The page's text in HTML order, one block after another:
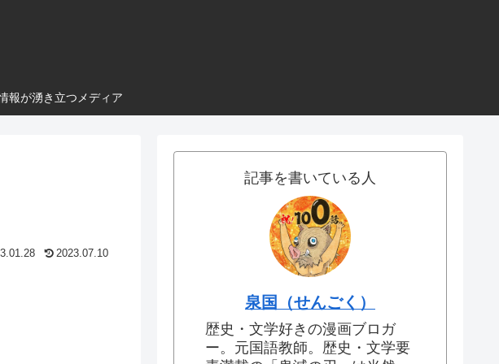
報が湧き立つメディア
2023.07.10
記事を書いている人
泉国（せんごく）
歴史・文学好きの漫画ブロガ
ー。元国語教師。歴史・文学要